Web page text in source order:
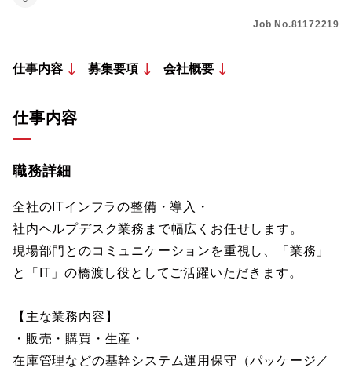
Job No.81172219
仕事内容 募集要項 会社概要
仕事内容
職務詳細
全社のITインフラの整備・導入・
社内ヘルプデスク業務まで幅広くお任せします。
現場部門とのコミュニケーションを重視し、「業務」
と「IT」の橋渡し役としてご活躍いただきます。
【主な業務内容】
・販売・購買・生産・
在庫管理などの基幹システム運用保守（パッケージ／